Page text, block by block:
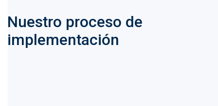
Nuestro proceso de
implementación